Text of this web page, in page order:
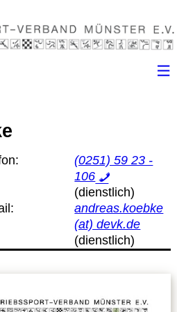
(0251) 59 23 -
106
andreas.koebke
(at) devk.de